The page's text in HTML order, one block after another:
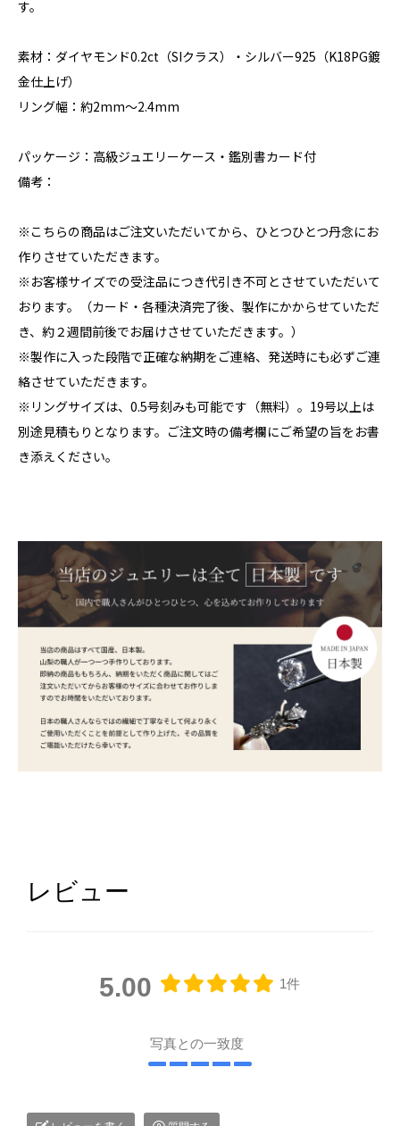
す。
素材：ダイヤモンド0.2ct（SIクラス）・シルバー925（K18PG鍍
金仕上げ）
リング幅：約2mm～2.4mm
パッケージ：高級ジュエリーケース・鑑別書カード付
備考：
※こちらの商品はご注文いただいてから、ひとつひとつ丹念にお
作りさせていただきます。
※お客様サイズでの受注品につき代引き不可とさせていただいて
おります。（カード・各種決済完了後、製作にかからせていただ
き、約２週間前後でお届けさせていただきます。）
※製作に入った段階で正確な納期をご連絡、発送時にも必ずご連
絡させていただきます。
※リングサイズは、0.5号刻みも可能です（無料）。19号以上は
別途見積もりとなります。ご注文時の備考欄にご希望の旨をお書
き添えください。
レビュー
5.00 1件
写真との一致度